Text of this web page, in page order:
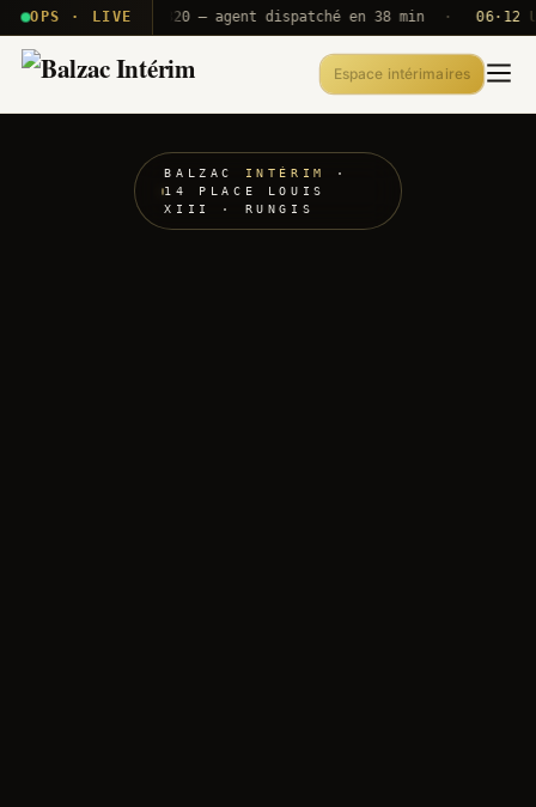
OPS · LIVE
T2E · B71 Push A320 — agent dispatché en 38 min · 06·12 UTC
Espace intérimaires
BALZAC INTÉRIM
·
14 PLACE LOUIS
XIII · RUNGIS